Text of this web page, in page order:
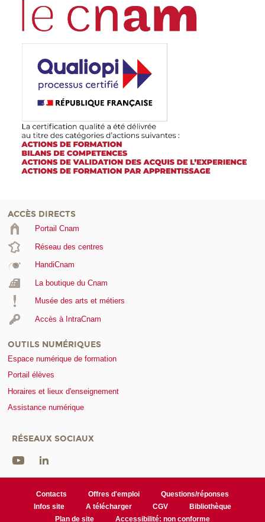
ACCÈS DIRECTS
Portail Cnam
Réseau des centres
HandiCnam
La boutique du Cnam
Musée des arts et métiers
Accès à IntraCnam
OUTILS NUMÉRIQUES
Espace numérique de formation
Portail élèves
Horaires et lieux d'enseignement
Assistance numérique
RÉSEAUX SOCIAUX
Contacts Offres d'emploi
Questions/réponses
Infos site
A télécharger CGV
Bibliothèque
Plan de site
Accessibilité: non conforme